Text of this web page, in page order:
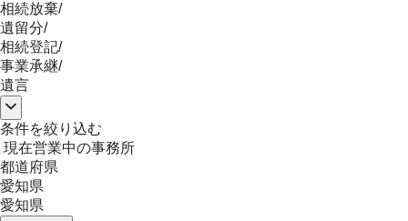
相続放棄/
遺留分/
相続登記/
事業承継/
遺言
条件を絞り込む
現在営業中の事務所
都道府県
愛知県
愛知県